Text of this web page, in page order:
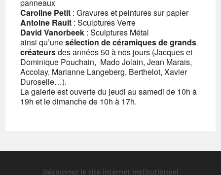
panneaux
Caroline Petit : Gravures et peintures sur papier
Antoine Rault : Sculptures Verre
David Vanorbeek : Sculptures Métal
ainsi qu’unesélection de céramiques de grands
créateursdes années 50 à nos jours (Jacques et
Dominique Pouchain, Mado Jolain, Jean Marais,
Accolay, Marianne Langeberg, Berthelot, Xavier
Duroselle…).
La galerie est ouverte du jeudi au samedi de 10h à
19h et le dimanche de 10h à 17h.
Découvrez le site internet institutionnel